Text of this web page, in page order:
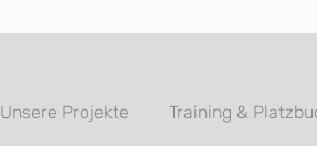
Unsere Projekte Training &